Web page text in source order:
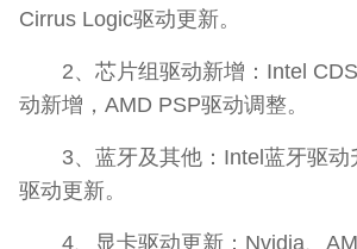
Cirrus Logic驱动更新。
2、芯片组驱动新增：Intel CDS
动新增，AMD PSP驱动调整。
3、蓝牙及其他：Intel蓝牙驱动
驱动更新。
4、显卡驱动更新：Nvidia、